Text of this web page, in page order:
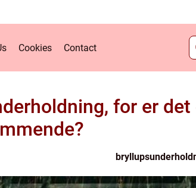
Cookies Contact
for er